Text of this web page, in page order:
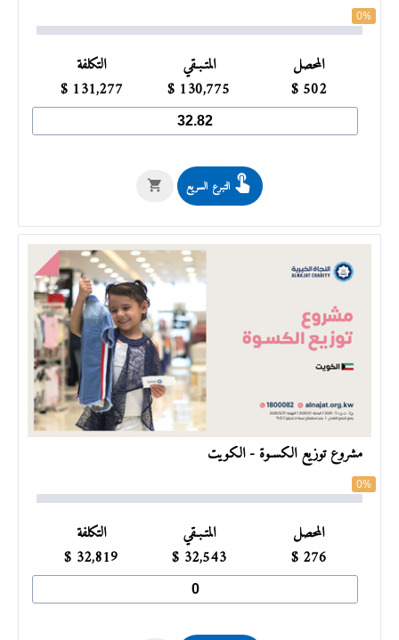
0%
المحصل
502
$
المتـبـقي
130,775
$
التكلفة
131,277
$
التبرع السريع
مشروع توزيع الكسـوة - الكويت
0%
المحصل
276
$
المتـبـقي
32,543
$
التكلفة
32,819
$